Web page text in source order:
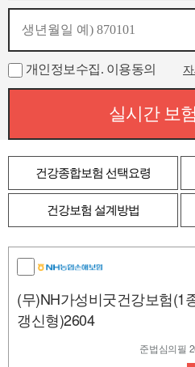
개인정보수집. 이용동의
실시간 보
건강종합보험 선택요령
건강보험 설계방법
(무)NH가성비굿건강보험(1
갱신형)2604
준법심의필